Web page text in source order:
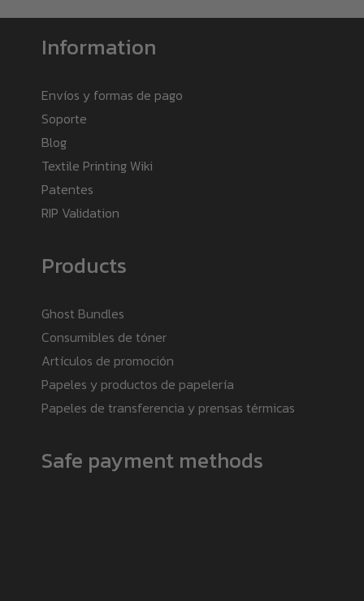
Information
Envíos y formas de pago
Soporte
Blog
Textile Printing Wiki
Patentes
RIP Validation
Products
Ghost Bundles
Consumibles de tóner
Artículos de promoción
Papeles y productos de papelería
Papeles de transferencia y prensas térmicas
Safe payment methods